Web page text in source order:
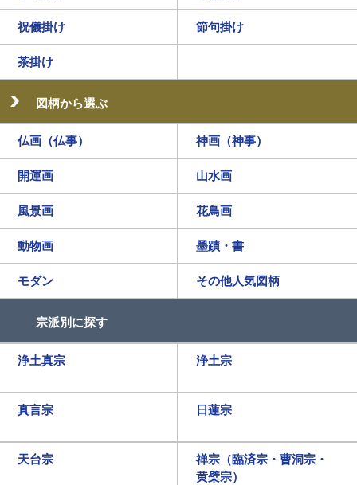
祝儀掛け 節句掛け
茶掛け
図柄から選ぶ
仏画（仏事） 神画（神事）
開運画 山水画
風景画 花鳥画
動物画 墨蹟・書
モダン その他人気図柄
宗派別に探す
浄土真宗 浄土宗
真言宗 日蓮宗
天台宗
禅宗（臨済宗・曹洞宗・
黄檗宗）